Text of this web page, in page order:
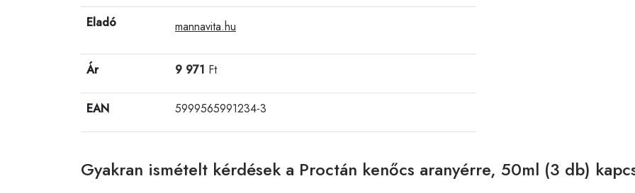
Eladó mannavita.hu
Ár 9 971 Ft
EAN 5999565991234-3
Gyakran ismételt kérdések a Proctán kenőcs aranyérre, 50ml (3 db)